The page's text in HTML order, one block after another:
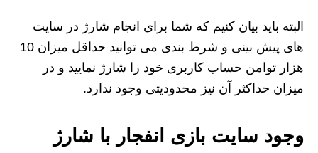
البته باید بیان کنیم که شما برای انجام شارژ در سایت
های پیش بینی و شرط بندی می توانید حداقل میزان 10
هزار توامن حساب کاربری خود را شارژ نمایید و در
میزان حداکثر آن نیز محدودیتی وجود ندارد.
وجود سایت بازی انفجار با شارژ